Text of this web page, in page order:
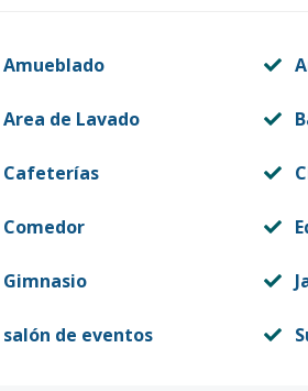
Amueblado
Area de Lavado
Cafeterías
Comedor
Gimnasio
salón de eventos